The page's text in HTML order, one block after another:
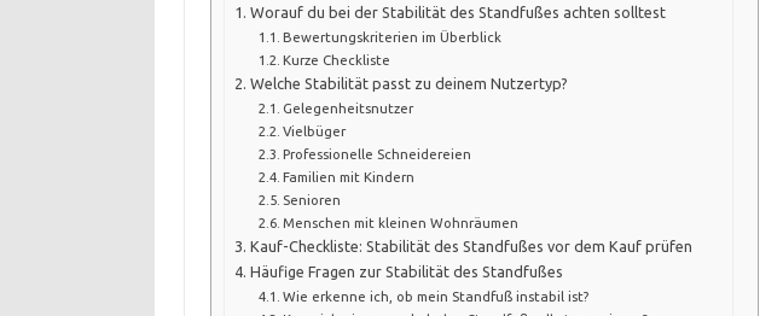
Worauf du bei der Stabilität des Standfußes achten solltest
Bewertungskriterien im Überblick
Kurze Checkliste
Welche Stabilität passt zu deinem Nutzertyp?
Gelegenheitsnutzer
Vielbüger
Professionelle Schneidereien
Familien mit Kindern
Senioren
Menschen mit kleinen Wohnräumen
Kauf-Checkliste: Stabilität des Standfußes vor dem Kauf prüfen
Häufige Fragen zur Stabilität des Standfußes
Wie erkenne ich, ob mein Standfuß instabil ist?